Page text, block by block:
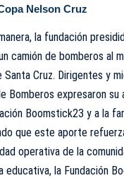
Nelson Cruz
la fundación
camión de bomberos al
Santa Cruz. Dirigentes y
Bomberos expresaron su
Boomstick23 y a la
que este aporte
operativa de la
educativa, la Fundación